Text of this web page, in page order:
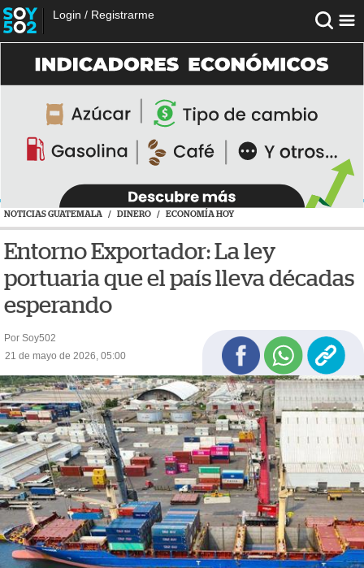
Login / Registrarme
NOTICIAS GUATEMALA / DINERO / ECONOMÍA HOY
Entorno Exportador: La ley
portuaria que el país lleva décadas
esperando
Por Soy502
21 de mayo de 2026, 05:00